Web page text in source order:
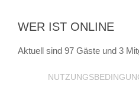
WER IST ONLINE
Aktuell sind 97 Gäste und 3